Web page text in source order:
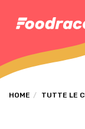
HOME TUTTE LE